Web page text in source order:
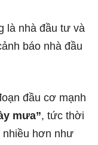
là nhà đầu tư và
báo nhà đầu
đầu cơ mạnh
mưa”, tức thời
nhiều hơn như